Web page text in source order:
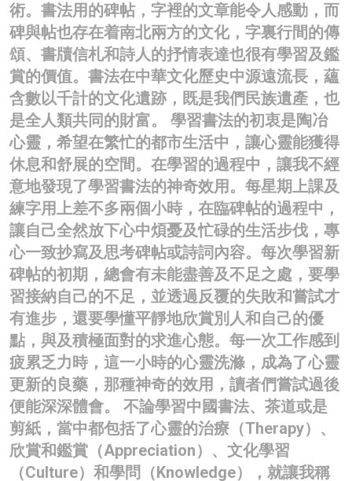
術。書法用的碑帖，字裡的文章能令人感動，而
碑與帖也存在着南北兩方的文化，字裏行間的傳
頌、書牘信札和詩人的抒情表達也很有學習及鑑
賞的價值。書法在中華文化歷史中源遠流長，蘊
含數以千計的文化遺跡，既是我們民族遺產，也
是全人類共同的財富。 學習書法的初衷是陶冶
心靈，希望在繁忙的都市生活中，讓心靈能獲得
休息和舒展的空間。在學習的過程中，讓我不經
意地發現了學習書法的神奇效用。每星期上課及
練字用上差不多兩個小時，在臨碑帖的過程中，
讓自己全然放下心中煩憂及忙碌的生活步伐，專
心一致抄寫及思考碑帖或詩詞內容。每次學習新
碑帖的初期，總會有未能盡善及不足之處，要學
習接納自己的不足，並透過反覆的失敗和嘗試才
有進步，還要學懂平靜地欣賞別人和自己的優
點，與及積極面對的求進心態。每一次工作感到
疲累乏力時，這一小時的心靈洗滌，成為了心靈
更新的良藥，那種神奇的效用，讀者們嘗試過後
便能深深體會。 不論學習中國書法、茶道或是
剪紙，當中都包括了心靈的治療（Therapy）、
欣賞和鑑賞（Appreciation）、文化學習
（Culture）和學問（Knowledge），就讓我稱